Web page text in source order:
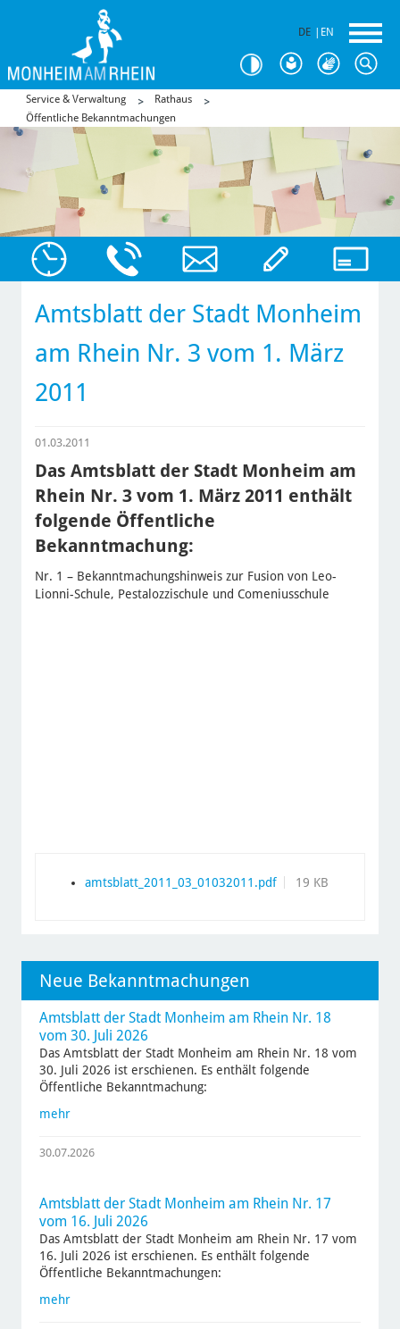
DE EN
Service & Verwaltung
Rathaus
Öffentliche Bekanntmachungen
Amtsblatt der Stadt Monheim
am Rhein Nr. 3 vom 1. März
2011
01.03.2011
Das Amtsblatt der Stadt Monheim am
Rhein Nr. 3 vom 1. März 2011 enthält
folgende Öffentliche
Bekanntmachung:
Nr. 1 – Bekanntmachungshinweis zur Fusion von Leo-
Lionni-Schule, Pestalozzischule und Comeniusschule
amtsblatt_2011_03_01032011.pdf 19 KB
Neue Bekanntmachungen
Amtsblatt der Stadt Monheim am Rhein Nr. 18
vom 30. Juli 2026
Das Amtsblatt der Stadt Monheim am Rhein Nr. 18 vom
30. Juli 2026 ist erschienen. Es enthält folgende
Öffentliche Bekanntmachung:
mehr
30.07.2026
Amtsblatt der Stadt Monheim am Rhein Nr. 17
vom 16. Juli 2026
Das Amtsblatt der Stadt Monheim am Rhein Nr. 17 vom
16. Juli 2026 ist erschienen. Es enthält folgende
Öffentliche Bekanntmachungen:
mehr